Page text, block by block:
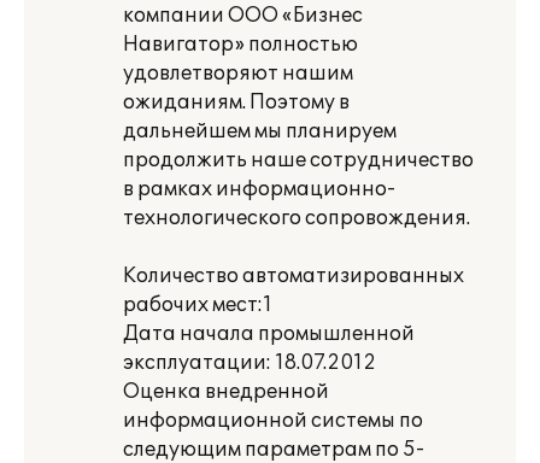
компании ООО «Бизнес
Навигатор» полностью
удовлетворяют нашим
ожиданиям. Поэтому в
дальнейшем мы планируем
продолжить наше сотрудничество
в рамках информационно-
технологического сопровождения.
Количество автоматизированных
рабочих мест:1
Дата начала промышленной
эксплуатации: 18.07.2012
Оценка внедренной
информационной системы по
следующим параметрам по 5-